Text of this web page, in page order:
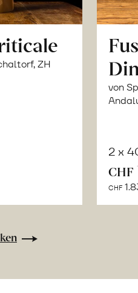
ZH
von
2 x
CHF
CHF